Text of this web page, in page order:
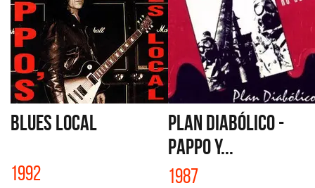
BLUES LOCAL
1992
PLAN DIABÓLICO -
PAPPO Y...
1987